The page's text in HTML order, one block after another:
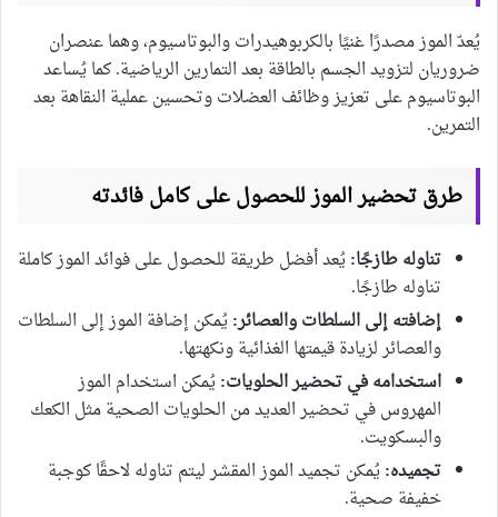
يُعدّ الموز مصدرًا غنيًا بالكربوهيدرات والبوتاسيوم، وهما عنصران
ضروريان لتزويد الجسم بالطاقة بعد التمارين الرياضية. كما يُساعد
البوتاسيوم على تعزيز وظائف العضلات وتحسين عملية النقاهة بعد
التمرين.
طرق تحضير الموز للحصول على كامل فائدته
تناوله طازجًا:يُعد أفضل طريقة للحصول على فوائد الموز كاملة
تناوله طازجًا.
إضافته إلى السلطات والعصائر:يُمكن إضافة الموز إلى السلطات
والعصائر لزيادة قيمتها الغذائية ونكهتها.
استخدامه في تحضير الحلويات:يُمكن استخدام الموز
المهروس في تحضير العديد من الحلويات الصحية مثل الكعك
والبسكويت.
تجميده:يُمكن تجميد الموز المقشر ليتم تناوله لاحقًا كوجبة
خفيفة صحية.